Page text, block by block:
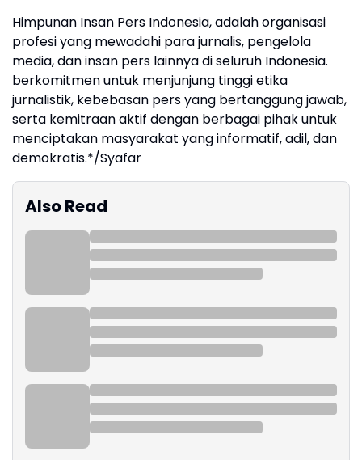
Himpunan Insan Pers Indonesia, adalah organisasi
profesi yang mewadahi para jurnalis, pengelola
media, dan insan pers lainnya di seluruh Indonesia.
berkomitmen untuk menjunjung tinggi etika
jurnalistik, kebebasan pers yang bertanggung jawab,
serta kemitraan aktif dengan berbagai pihak untuk
menciptakan masyarakat yang informatif, adil, dan
demokratis.*/Syafar
Also Read